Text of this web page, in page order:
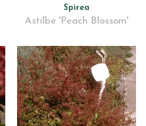
Spirea
Astilbe 'Peach Blossom'